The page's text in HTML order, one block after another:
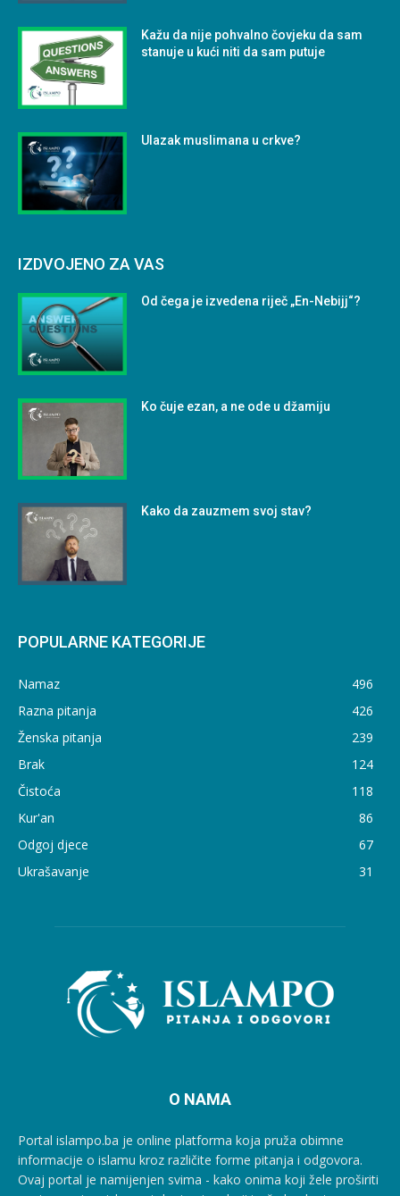
Kažu da nije pohvalno čovjeku da sam
stanuje u kući niti da sam putuje
Ulazak muslimana u crkve?
IZDVOJENO ZA VAS
Od čega je izvedena riječ „En-Nebijj“?
Ko čuje ezan, a ne ode u džamiju
Kako da zauzmem svoj stav?
POPULARNE KATEGORIJE
Namaz
496
Razna pitanja
426
Ženska pitanja
239
Brak
124
Čistoća
118
Kur'an
86
Odgoj djece
67
Ukrašavanje
31
O NAMA
Portal islampo.ba je online platforma koja pruža obimne
informacije o islamu kroz različite forme pitanja i odgovora.
Ovaj portal je namijenjen svima - kako onima koji žele proširiti